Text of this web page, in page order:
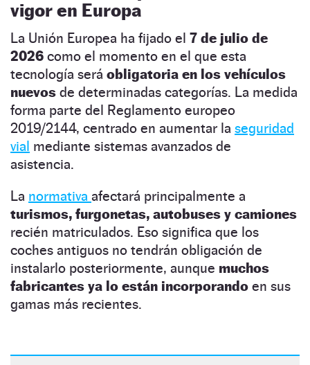
vigor en Europa
La Unión Europea ha fijado el 7 de julio de
2026 como el momento en el que esta
tecnología será obligatoria en los vehículos
nuevos de determinadas categorías. La medida
forma parte del Reglamento europeo
2019/2144, centrado en aumentar la seguridad
vial mediante sistemas avanzados de
asistencia.
La normativa afectará principalmente a
turismos, furgonetas, autobuses y camiones
recién matriculados. Eso significa que los
coches antiguos no tendrán obligación de
instalarlo posteriormente, aunque muchos
fabricantes ya lo están incorporando en sus
gamas más recientes.